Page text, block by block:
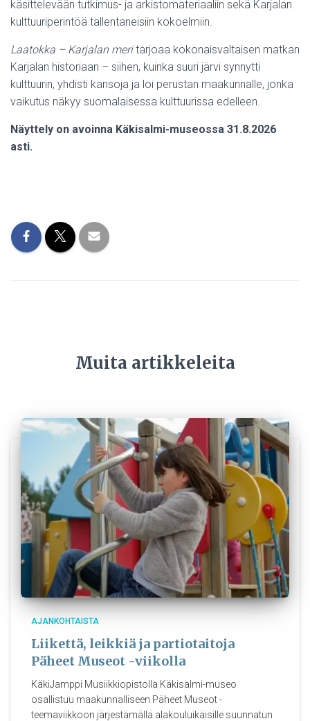
käsittelevään tutkimus- ja arkistomateriaaliin sekä Karjalan
kulttuuriperintöä tallentaneisiin kokoelmiin.
Laatokka – Karjalan meritarjoaa kokonaisvaltaisen matkan
Karjalan historiaan – siihen, kuinka suuri järvi synnytti
kulttuurin, yhdisti kansoja ja loi perustan maakunnalle, jonka
vaikutus näkyy suomalaisessa kulttuurissa edelleen.
Näyttely on avoinna Käkisalmi-museossa 31.8.2026
asti.
Muita artikkeleita
AJANKOHTAISTA
Liikettä, leikkiä ja partiotaitoja
Päheet Museot -viikolla
KäkiJamppi Musiikkiopistolla Käkisalmi-museo
osallistuu maakunnalliseen Päheet Museot -
teemaviikkoon järjestämällä alakouluikäisille suunnatun